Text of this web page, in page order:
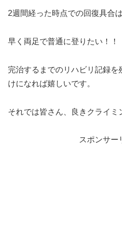
2週間経った時点での回復具合
早く両足で普通に登りたい！！
完治するまでのリハビリ記録
けになれば嬉しいです。
それでは皆さん、良きクライミ
スポンサー